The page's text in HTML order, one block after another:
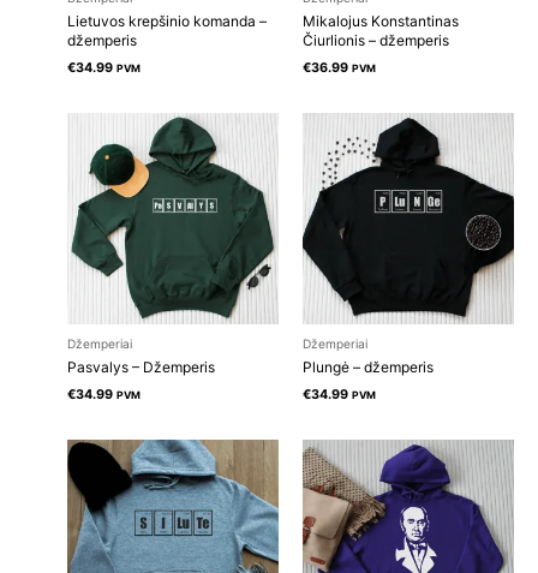
Lietuvos krepšinio komanda –
džemperis
€34.99 PVM
Mikalojus Konstantinas
Čiurlionis – džemperis
€36.99 PVM
Džemperiai
Pasvalys – Džemperis
€34.99 PVM
Džemperiai
Plungė – džemperis
€34.99 PVM